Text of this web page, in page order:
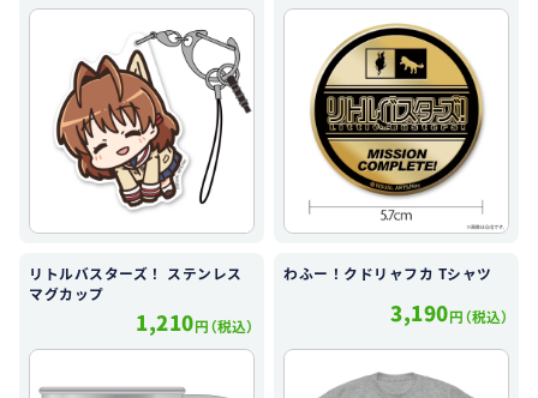
リトルバスターズ！ ステンレス
マグカップ
1,210円（税込）
わふー！クドリャフカ Tシャツ
3,190円（税込）